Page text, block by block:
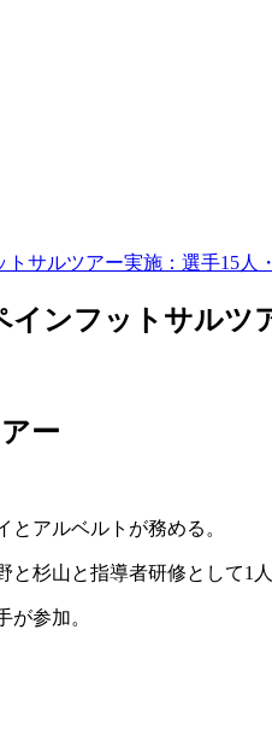
サルツアー実施：選手15人
インフットサルツ
ー
アルベルトが務める。
杉山と指導者研修として1人
参加。